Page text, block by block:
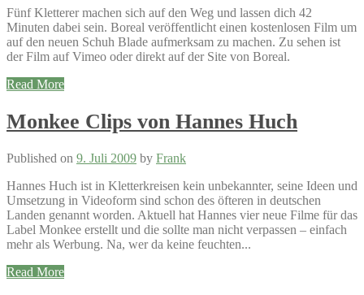
Fünf Kletterer machen sich auf den Weg und lassen dich 42
Minuten dabei sein. Boreal veröffentlicht einen kostenlosen Film um
auf den neuen Schuh Blade aufmerksam zu machen. Zu sehen ist
der Film auf Vimeo oder direkt auf der Site von Boreal.
Read More
Monkee Clips von Hannes Huch
Published on 9. Juli 2009 by Frank
Hannes Huch ist in Kletterkreisen kein unbekannter, seine Ideen und
Umsetzung in Videoform sind schon des öfteren in deutschen
Landen genannt worden. Aktuell hat Hannes vier neue Filme für das
Label Monkee erstellt und die sollte man nicht verpassen – einfach
mehr als Werbung. Na, wer da keine feuchten...
Read More